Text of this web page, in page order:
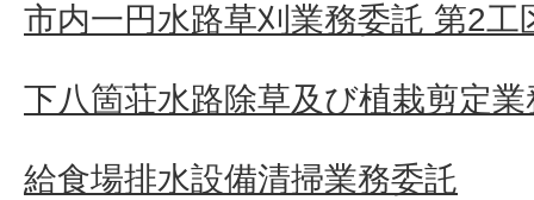
市内一円水路草刈業務委託 第2工
下八箇荘水路除草及び植栽剪定
給食場排水設備清掃業務委託